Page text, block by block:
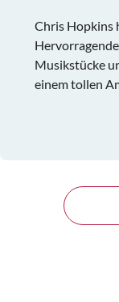
Chris Hopkins
Musikstücke
einem tollen